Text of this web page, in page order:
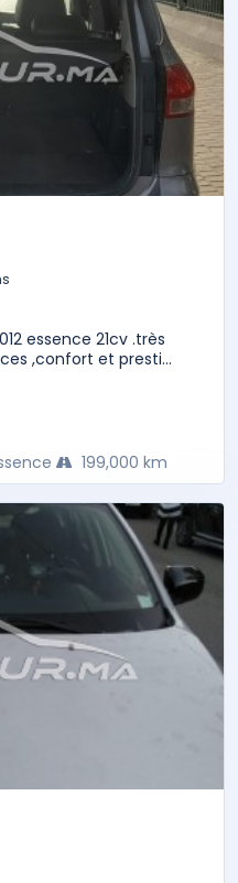
essence 21cv .très
,confort et presti...
199,000 km